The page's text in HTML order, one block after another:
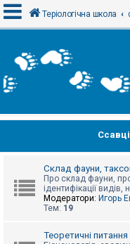
х
і
т
р
а
Теріологічна школа
Склад фауни,
Про склад фауни,
ідентифікації видів,
Модератори: Игорь
Тем: 19
Теоретичні